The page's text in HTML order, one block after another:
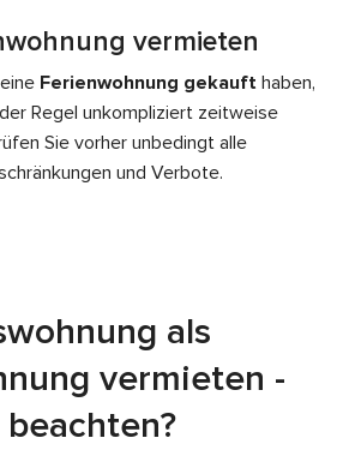
vermieten
Ferienwohnung gekauft haben,
Regel unkompliziert zeitweise
Sie vorher unbedingt alle
und Verbote.
als
vermieten -